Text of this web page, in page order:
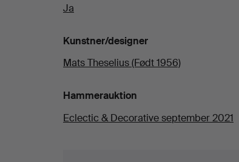
Ja
Kunstner/designer
Mats Theselius (Født 1956)
Hammerauktion
Eclectic & Decorative september 2021